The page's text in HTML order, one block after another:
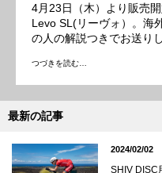
4月23日（木）より販売
Levo SL(リーヴォ）。海
の人の解説つきでお送りし
つづきを読む…
最新の記事
2024/02/02
SHIV DISC